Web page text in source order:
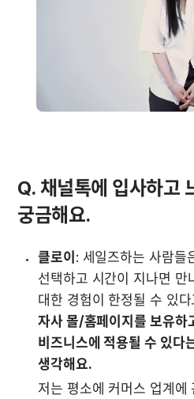
Q. 채널톡에 입사하고
궁금해요.
클로이 : 세일즈하는 사람들
선택하고 시간이 지나면 만
대한 경험이 한정될 수 있
자사 몰/홈페이지를 보유하
비즈니스에 적용될 수 있다
생각해요.
저는 평소에 커머스 업계에